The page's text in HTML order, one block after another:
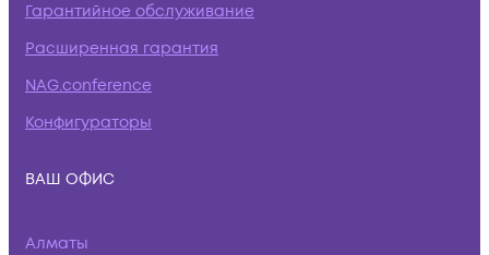
Гарантийное обслуживание
Расширенная гарантия
NAG.conference
Конфигураторы
ВАШ ОФИС
Алматы